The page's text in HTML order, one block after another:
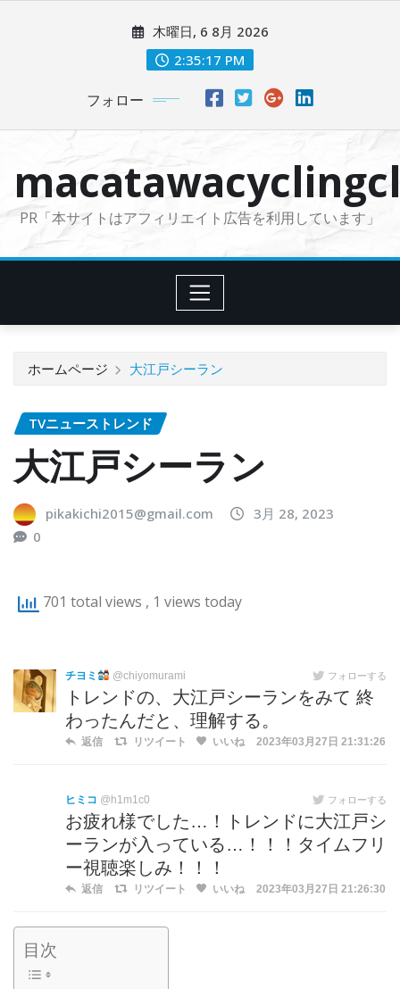
に
木曜日, 6 8月 2026
2:35:18 PM
フォロー
PR「本サイトはアフィリエイト広告を利用しています」
ホームページ 大江戸シーラン
TVニューストレンド
大江戸シーラン
pikakichi2015@gmail.com
3月 28, 2023
0
701 total views , 1 views today
チヨミ @chiyomurami フォローする
トレンドの、大江戸シーランをみて 終
わったんだと、理解する。
返信 リツイート いいね 2023年03月27日 21:31:26
ヒミコ @h1m1c0 フォローする
お疲れ様でした…！トレンドに大江戸シ
ーランが入っている…！！！タイムフリ
ー視聴楽しみ！！！
返信 リツイート いいね 2023年03月27日 21:26:30
目次